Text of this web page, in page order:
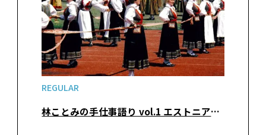
REGULAR
林ことみの手仕事語り vol.1 エストニアの手仕事（前編）